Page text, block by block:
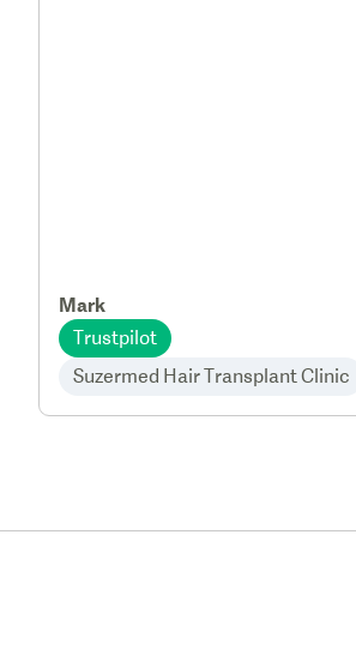
Mark
Trustpilot
Suzermed Hair Transplant Clinic